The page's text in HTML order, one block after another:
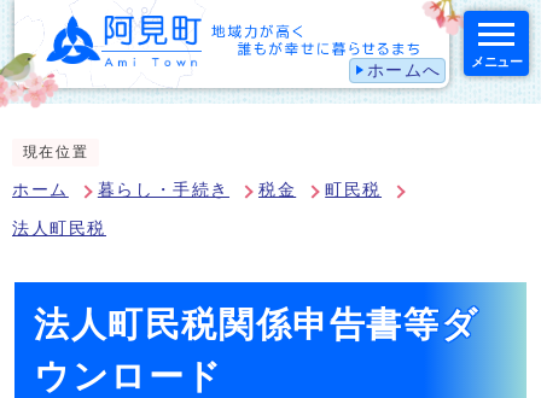
ホームへ メニュー
現在位置
ホーム 暮らし・手続き 税金 町民税
法人町民税
法人町民税関係申告書等ダ
ウンロード